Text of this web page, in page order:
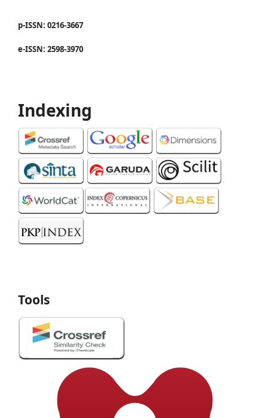
p-ISSN: 0216-3667
e-ISSN: 2598-3970
Indexing
Tools